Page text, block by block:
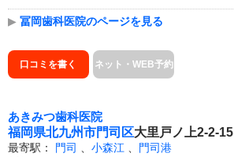
▶ 冨岡歯科医院のページを見る
口コミを書く ネット・WEB予約
あきみつ歯科医院
福岡県北九州市門司区大里戸ノ上2-2-15
最寄駅： 門司 小森江 門司港